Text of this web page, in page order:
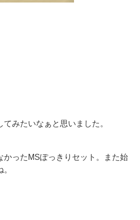
みたいなぁと思いました。
かったMSぽっきりセット。また始